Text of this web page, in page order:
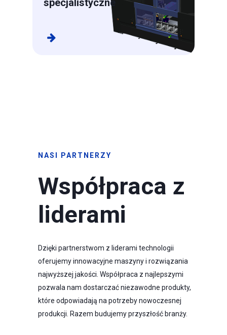
specjalistyczne
Współpraca z
liderami
NASI PARTNERZY
Dzięki partnerstwom z liderami technologii
oferujemy innowacyjne maszyny i rozwiązania
najwyższej jakości. Współpraca z najlepszymi
pozwala nam dostarczać niezawodne produkty,
które odpowiadają na potrzeby nowoczesnej
produkcji. Razem budujemy przyszłość branży.